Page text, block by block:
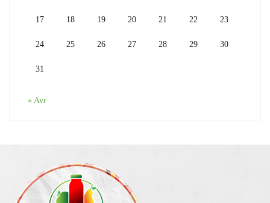
17 18 19 20 21 22 23
24 25 26 27 28 29 30
31
« Avr